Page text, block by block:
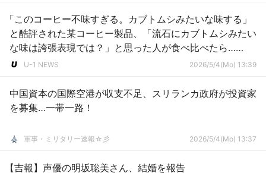
「このコーヒー不味すぎる。カブトムシみたいな味する」
と酷評された某コーヒー製品、「流石にカブトムシみたい
な味は誇張表現では？」と思った人が食べ比べたら……
U-1 NEWS 2026/5/4(Mo) 13:39
中国資本の国際空港が収支不足、スリランカ政府が投資家
を募集…一帯一路！
軍事・ミリタリー速報☆彡 2026/5/4(Mo) 13:37
【吉報】声優の明坂聡美さん、結婚を報告